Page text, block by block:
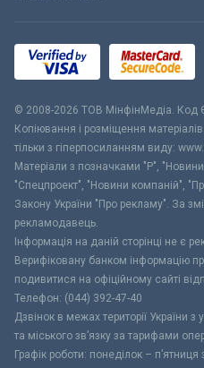
© 2008-2026 ТОВ МiнфiнМедiа. Код
Копіювання і розміщення
тільки з гіперпосиланням виду:
Матеріали з позначками "Р", "Новини
"Спецпроект", "Новини компаній",
Закону України "Про рекламу". За
рекламодавець.
Інформація на даній сторінці не є
Верифіковану банком інформацію
подивитися на офіційному сайті
Телефон: (044) 392-47-40
Дзвінок в межах території України з
та міського зв’язку за тарифами
Графік роботи: понеділок –